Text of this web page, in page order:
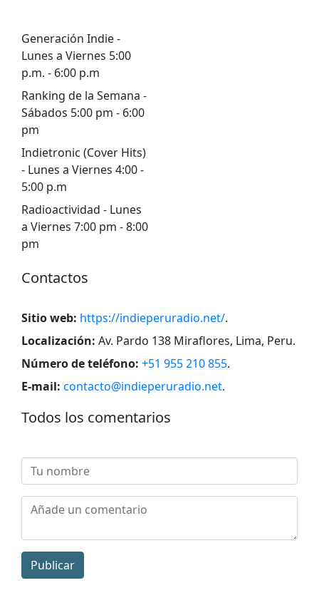
Generación Indie -
Lunes a Viernes 5:00
p.m. - 6:00 p.m
Ranking de la Semana -
Sábados 5:00 pm - 6:00
pm
Indietronic (Cover Hits)
- Lunes a Viernes 4:00 -
5:00 p.m
Radioactividad - Lunes
a Viernes 7:00 pm - 8:00
pm
Contactos
Sitio web: https://indieperuradio.net/.
Localización: Av. Pardo 138 Miraflores, Lima, Peru.
Número de teléfono: +51 955 210 855.
E-mail: contacto@indieperuradio.net.
Todos los comentarios
Publicar